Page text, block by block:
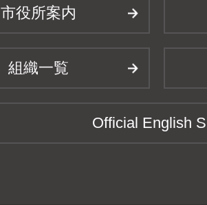
市役所案内
組織一覧
Official English